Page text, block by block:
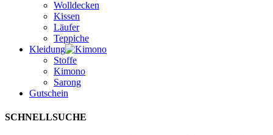
Wolldecken
Kissen
Läufer
Teppiche
Kleidung
Stoffe
Kimono
Sarong
Gutschein
SCHNELLSUCHE